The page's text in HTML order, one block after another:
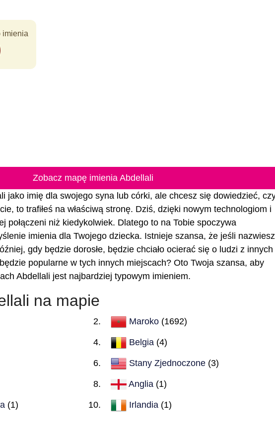
imienia
Zobacz mapę imienia Abdellali
jako imię dla swojego syna lub córki, ale chcesz się dowiedzieć,
to trafiłeś na właściwą stronę. Dziś, dzięki nowym technologiom i
połączeni niż kiedykolwiek. Dlatego to na Tobie spoczywa
imienia dla Twojego dziecka. Istnieje szansa, że jeśli nazwiesz
gdy będzie dorosłe, będzie chciało ocierać się o ludzi z innych
popularne w tych innych miejscach? Oto Twoja szansa, aby
Abdellali jest najbardziej typowym imieniem.
na mapie
Maroko(1692)
Belgia(4)
Stany Zjednoczone(3)
Anglia(1)
(1) Irlandia(1)